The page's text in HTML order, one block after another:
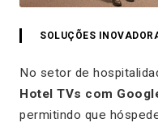
SOLUÇÕES
No setor de
Hotel TVs com
permitindo que